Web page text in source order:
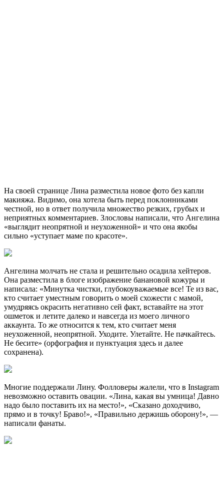
На своей странице Лина разместила новое фото без капли
макияжа. Видимо, она хотела быть перед поклонниками
честной, но в ответ получила множество резких, грубых и
неприятных комментариев. Злословы написали, что Ангелина
«выглядит неопрятной и неухоженной» и что она якобы
сильно «уступает маме по красоте».
Ангелина молчать не стала и решительно осадила хейтеров.
Она разместила в блоге изображение банановой кожуры и
написала: «Минутка чистки, глубокоуважаемые все! Те из вас,
кто считает уместным говорить о моей схожести с мамой,
умудряясь окрасить негативно сей факт, вставайте на этот
ошметок и летите далеко и навсегда из моего личного
аккаунта. То же относится к тем, кто считает меня
неухоженной, неопрятной. Уходите. Улетайте. Не пачкайтесь.
Не бесите» (орфография и пунктуация здесь и далее
сохранена).
Многие поддержали Лину. Фолловеры жалели, что в Instagram
невозможно оставить овации. «Лина, какая вы умница! Давно
надо было поставить их на место!», «Сказано доходчиво,
прямо и в точку! Браво!», «Правильно держишь оборону!», —
написали фанаты.